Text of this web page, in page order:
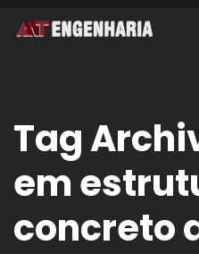
Tag
em
concreto